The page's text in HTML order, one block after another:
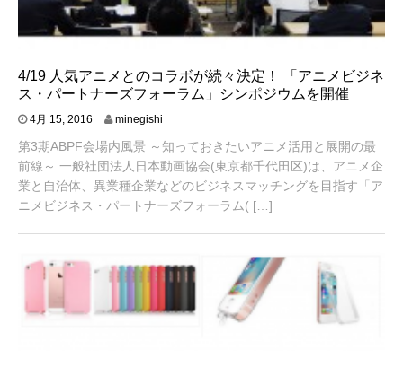
4/19 人気アニメとのコラボが続々決定！ 「アニメビジネ
ス・パートナーズフォーラム」シンポジウムを開催
4月 15, 2016
1
4
2
minegishi
第3期ABPF会場内風景 ～知っておきたいアニメ活用と展開の最
前線～ 一般社団法人日本動画協会(東京都千代田区)は、アニメ企
業と自治体、異業種企業などのビジネスマッチングを目指す「ア
ニメビジネス・パートナーズフォーラム( […]